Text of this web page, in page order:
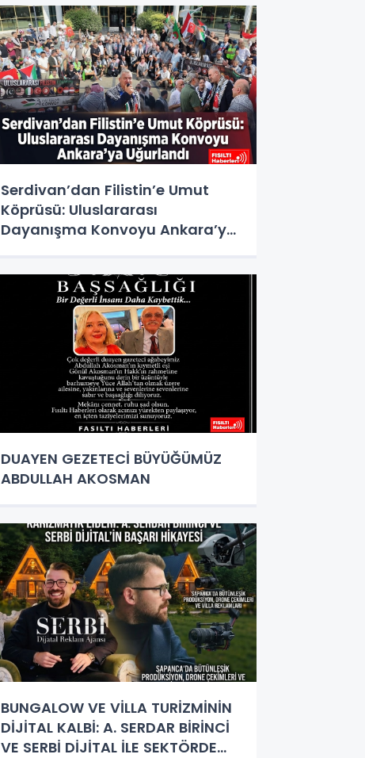
Serdivan’dan Filistin’e Umut
Köprüsü: Uluslararası
Dayanışma Konvoyu Ankara’ya
DUAYEN GEZETECİ BÜYÜĞÜMÜZ
ABDULLAH AKOSMAN
BUNGALOW VE VİLLA TURİZMİNİN
DİJİTAL KALBİ: A. SERDAR BİRİNCİ
VE SERBİ DİJİTAL İLE SEKTÖRDE